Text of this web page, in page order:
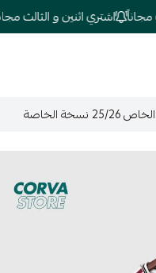
اشتري اثنين و الثالث مجاناً
الخاصة